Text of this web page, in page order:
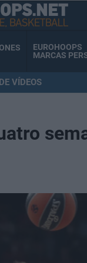
EUROHOOPS
MARCAS
VÍDEOS